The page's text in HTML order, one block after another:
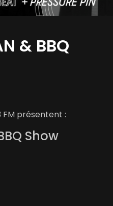
& BBQ
FM présentent :
Show